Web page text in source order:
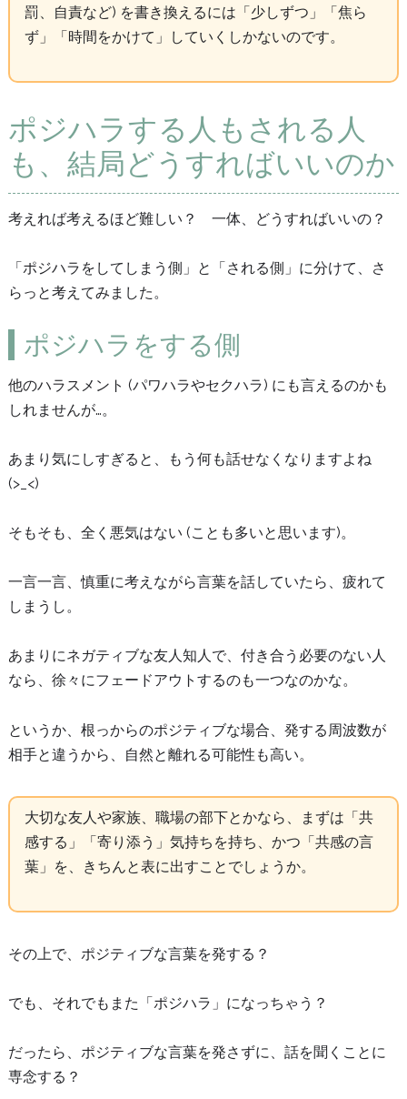
罰、自責など) を書き換えるには「少しずつ」「焦ら
ず」「時間をかけて」していくしかないのです。
ポジハラする人もされる人
も、結局どうすればいいのか
考えれば考えるほど難しい？ 一体、どうすればいいの？
「ポジハラをしてしまう側」と「される側」に分けて、さ
らっと考えてみました。
ポジハラをする側
他のハラスメント (パワハラやセクハラ) にも言えるのかも
しれませんが…。
あまり気にしすぎると、もう何も話せなくなりますよね
(>_<)
そもそも、全く悪気はない (ことも多いと思います)。
一言一言、慎重に考えながら言葉を話していたら、疲れて
しまうし。
あまりにネガティブな友人知人で、付き合う必要のない人
なら、徐々にフェードアウトするのも一つなのかな。
というか、根っからのポジティブな場合、発する周波数が
相手と違うから、自然と離れる可能性も高い。
大切な友人や家族、職場の部下とかなら、まずは「共
感する」「寄り添う」気持ちを持ち、かつ「共感の言
葉」を、きちんと表に出すことでしょうか。
その上で、ポジティブな言葉を発する？
でも、それでもまた「ポジハラ」になっちゃう？
だったら、ポジティブな言葉を発さずに、話を聞くことに
専念する？